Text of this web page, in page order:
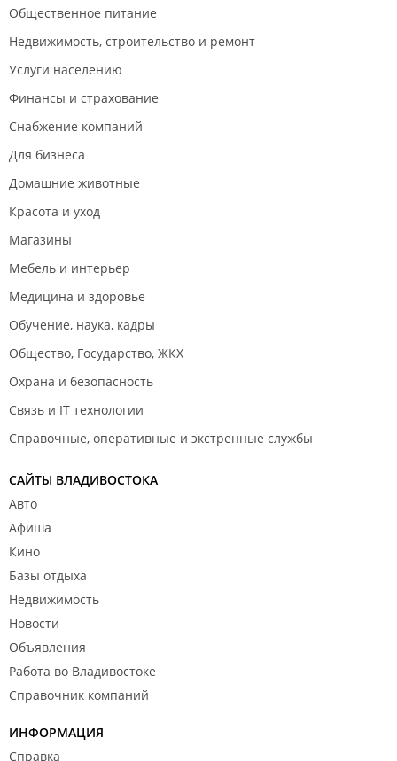
Общественное питание
Недвижимость, строительство и ремонт
Услуги населению
Финансы и страхование
Снабжение компаний
Для бизнеса
Домашние животные
Красота и уход
Магазины
Мебель и интерьер
Медицина и здоровье
Обучение, наука, кадры
Общество, Государство, ЖКХ
Охрана и безопасность
Связь и IT технологии
Справочные, оперативные и экстренные службы
САЙТЫ ВЛАДИВОСТОКА
Авто
Афиша
Кино
Базы отдыха
Недвижимость
Новости
Объявления
Работа во Владивостоке
Справочник компаний
ИНФОРМАЦИЯ
Справка